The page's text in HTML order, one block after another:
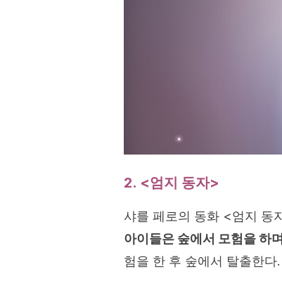
2. <엄지 동자>
샤를 페로의 동화 <엄지 동
아이들은 숲에서 모험을 하
험을 한 후 숲에서 탈출한